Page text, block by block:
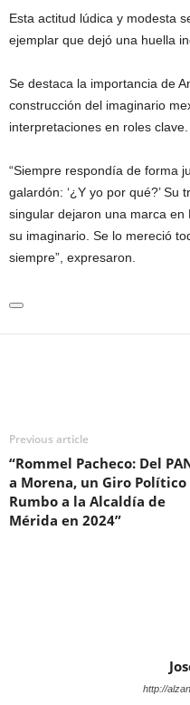
Esta actitud lúdica y modesta
ejemplar que dejó una huella
Se destaca la importancia de
construcción del imaginario
interpretaciones en roles clave.
“Siempre respondía de forma
galardón: ‘¿Y yo por qué?’ Su
singular dejaron una marca en
su imaginario. Se lo mereció
siempre”, expresaron.
Previous article
“Rommel Pacheco: Del
a Morena, un Giro Político
Rumbo a la Alcaldía de
Mérida en 2024”
http://